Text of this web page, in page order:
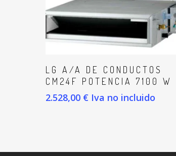
AÑADIR AL CARRITO
LG A/A DE CONDUCTOS
CM24F POTENCIA 7100 W
2.528,00 € Iva no incluido